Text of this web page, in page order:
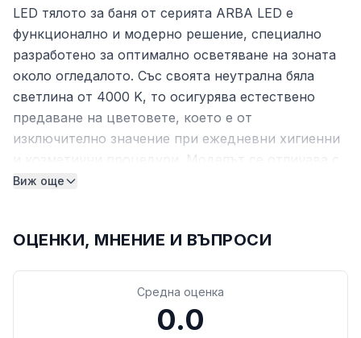
LED тялото за баня от серията ARBA LED е
функционално и модерно решение, специално
разработено за оптимално осветяване на зоната
около огледалото. Със своята неутрална бяла
светлина от 4000 K, то осигурява естествено
предаване на цветовете, което е от
изключително значение при ежедневни хигиенни
и козметични процедури. Моделът се отличава с
изчистен дизайн, който лесно се вписва в
светодиоден източник, осветителното тяло
икономии на електроенергия.
Технически характеристики и
Виж още
ОЦЕНКИ, МНЕНИЕ И ВЪПРОСИ
Средна оценка
0.0